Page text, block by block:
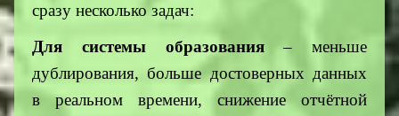
сразу несколько задач:
Для системы образования– меньше
дублирования, больше достоверных данных
в реальном времени, снижение отчётной